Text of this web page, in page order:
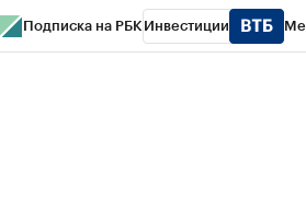
Подписка на РБК Инвестиции